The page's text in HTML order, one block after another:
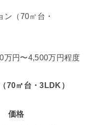
（70㎡台・
万円〜4,500万円程度
70㎡台・3LDK）
価格